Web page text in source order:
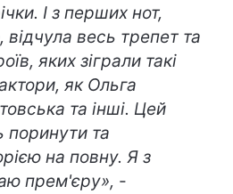
І з перших нот,
весь трепет та
яких зіграли такі
як Ольга
та інші. Цей
поринути та
на повну. Я з
прем'єру», -